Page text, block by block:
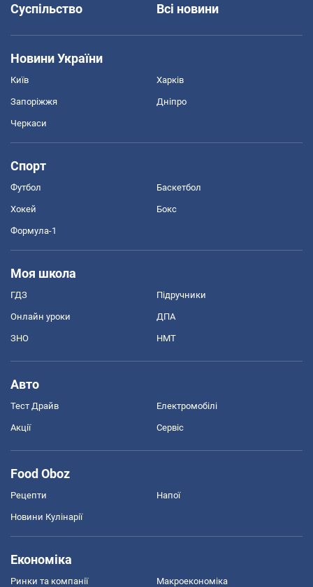
Суспільство
Всі новини
Новини України
Київ Харків
Запоріжжя Дніпро
Черкаси
Спорт
Футбол Баскетбол
Хокей Бокс
Формула-1
Моя школа
ГДЗ Підручники
Онлайн уроки ДПА
ЗНО НМТ
Авто
Тест Драйв Електромобілі
Акції Сервіс
Food Oboz
Рецепти Напої
Новини Кулінарії
Економіка
Ринки та компанії Макроекономіка